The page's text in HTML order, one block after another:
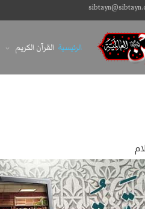
الرئيسية القرآن الكريم